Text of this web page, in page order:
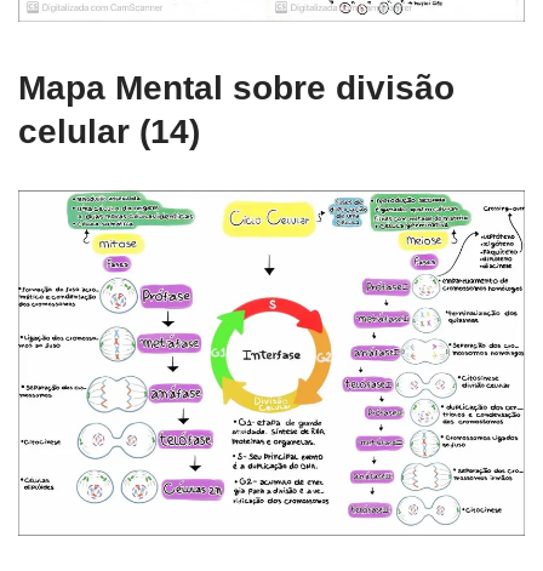
Mapa Mental sobre divisão
celular (14)